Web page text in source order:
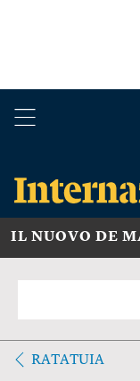
IL NUOVO DE
RATATUIA